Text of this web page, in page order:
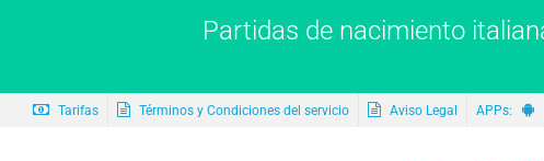
Partidas de nacimiento
Tarifas Términos y Condiciones del servicio Aviso Legal APPs: